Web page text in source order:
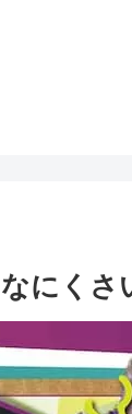
にくさ